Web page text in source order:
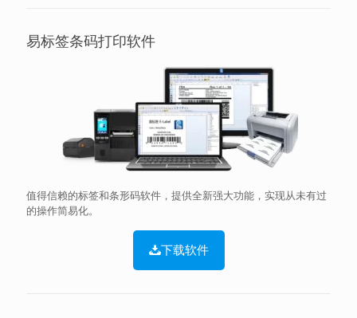
易标签条码打印软件
值得信赖的标签和条形码软件，提供全新强大功能，实现从未有过
的操作简易化。
下载软件